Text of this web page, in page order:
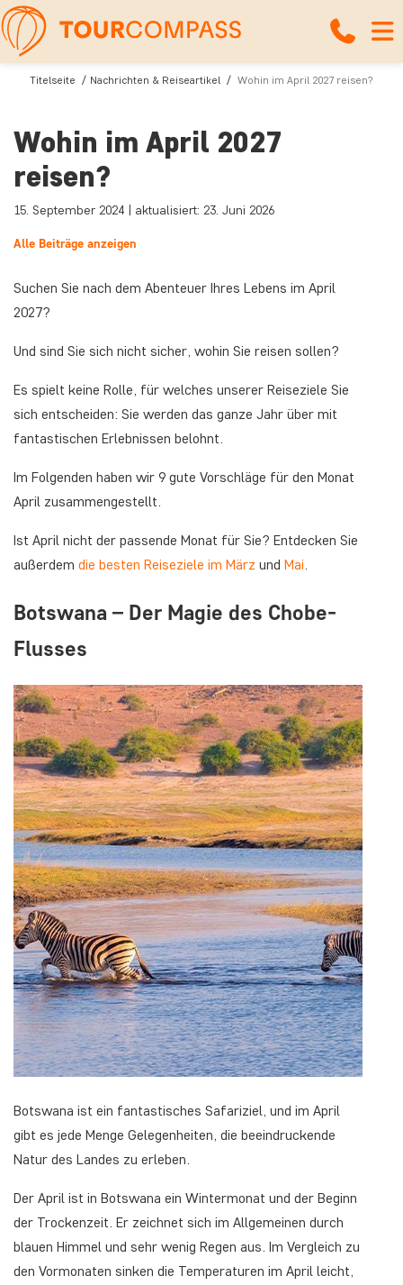
Titelseite Nachrichten & Reiseartikel Wohin im April 2027 reisen?
Wohin im April 2027
reisen?
15. September 2024 | aktualisiert: 23. Juni 2026
Alle Beiträge anzeigen
Suchen Sie nach dem Abenteuer Ihres Lebens im April
2027?
Und sind Sie sich nicht sicher, wohin Sie reisen sollen?
Es spielt keine Rolle, für welches unserer Reiseziele Sie
sich entscheiden: Sie werden das ganze Jahr über mit
fantastischen Erlebnissen belohnt.
Im Folgenden haben wir 9 gute Vorschläge für den Monat
April zusammengestellt.
Ist April nicht der passende Monat für Sie? Entdecken Sie
außerdem die besten Reiseziele im März und Mai.
Botswana – Der Magie des Chobe-
Flusses
Botswana ist ein fantastisches Safariziel, und im April
gibt es jede Menge Gelegenheiten, die beeindruckende
Natur des Landes zu erleben.
Der April ist in Botswana ein Wintermonat und der Beginn
der Trockenzeit. Er zeichnet sich im Allgemeinen durch
blauen Himmel und sehr wenig Regen aus. Im Vergleich zu
den Vormonaten sinken die Temperaturen im April leicht,